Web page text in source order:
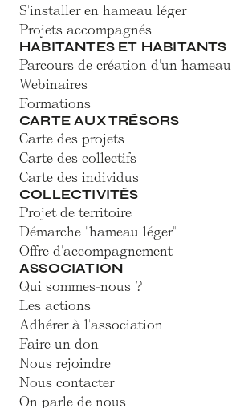
S'installer en hameau léger
Projets accompagnés
HABITANTES ET HABITANTS
Parcours de création d'un
Webinaires
Formations
CARTE AUX TRÉSORS
Carte des projets
Carte des collectifs
Carte des individus
COLLECTIVITÉS
Projet de territoire
Démarche "hameau léger"
Offre d'accompagnement
ASSOCIATION
Qui sommes-nous ?
Les actions
Adhérer à l'association
Faire un don
Nous rejoindre
Nous contacter
On parle de nous